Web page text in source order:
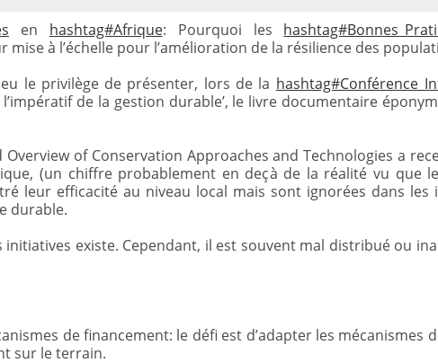
en hashtag#Afrique: Pourquoi les
à l’échelle pour l’amélioration de la résilience des
le privilège de présenter, lors de la
l’impératif de la gestion durable’, le livre documentaire
Overview of Conservation Approaches and Technologies a
(un chiffre probablement en deçà de la réalité vu que
leur efficacité au niveau local mais sont ignorées dans les
durable.
initiatives existe. Cependant, il est souvent mal distribué ou
de financement: le défi est d’adapter les
sur le terrain.